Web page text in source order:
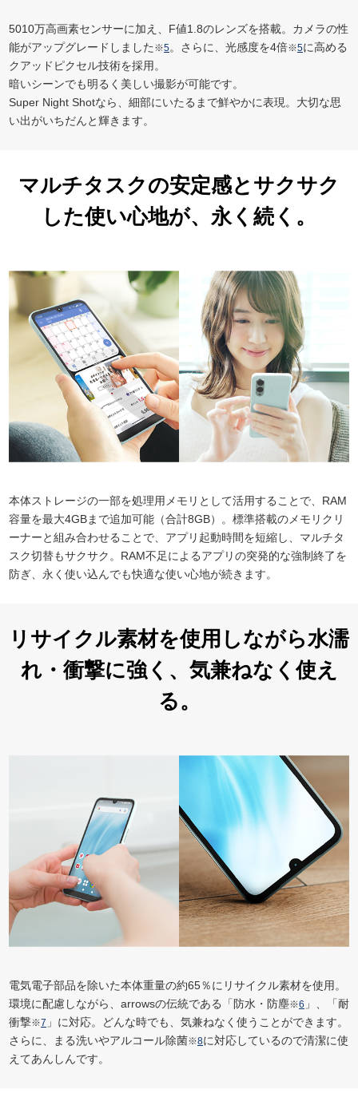
5010万高画素センサーに加え、F値1.8のレンズを搭載。カメラの性
能がアップグレードしました ※5。さらに、光感度を4倍※5に高める
クアッドピクセル技術を採用。
暗いシーンでも明るく美しい撮影が可能です。
Super Night Shotなら、細部にいたるまで鮮やかに表現。大切な思
い出がいちだんと輝きます。
マルチタスクの安定感とサクサク
した使い心地が、永く続く。
本体ストレージの一部を処理用メモリとして活用することで、RAM
容量を最大4GBまで追加可能（合計8GB）。標準搭載のメモリクリ
ーナーと組み合わせることで、アプリ起動時間を短縮し、マルチタ
スク切替もサクサク。RAM不足によるアプリの突発的な強制終了を
防ぎ、永く使い込んでも快適な使い心地が続きます。
リサイクル素材を使用しながら水濡
れ・衝撃に強く、気兼ねなく使え
る。
電気電子部品を除いた本体重量の約65％にリサイクル素材を使用。
環境に配慮しながら、arrowsの伝統である「防水・防塵※6 」、「耐
衝撃※7 」に対応。どんな時でも、気兼ねなく使うことができます。
さらに、まる洗いやアルコール除菌※8に対応しているので清潔に使
えてあんしんです。